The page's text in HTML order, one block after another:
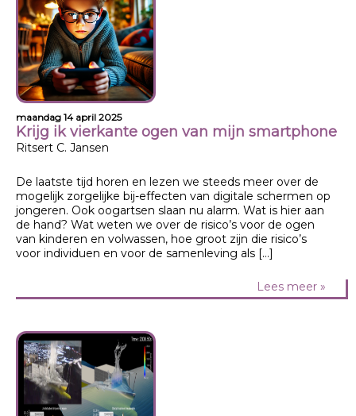
maandag 14 april 2025
Krijg ik vierkante ogen van mijn smartphone
Ritsert C. Jansen
De laatste tijd horen en lezen we steeds meer over de
mogelijk zorgelijke bij-effecten van digitale schermen op
jongeren. Ook oogartsen slaan nu alarm. Wat is hier aan
de hand? Wat weten we over de risico’s voor de ogen
van kinderen en volwassen, hoe groot zijn die risico’s
voor individuen en voor de samenleving als […]
Lees meer »